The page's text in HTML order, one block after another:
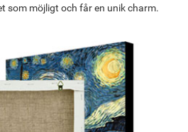
som möjligt och får en unik charm.